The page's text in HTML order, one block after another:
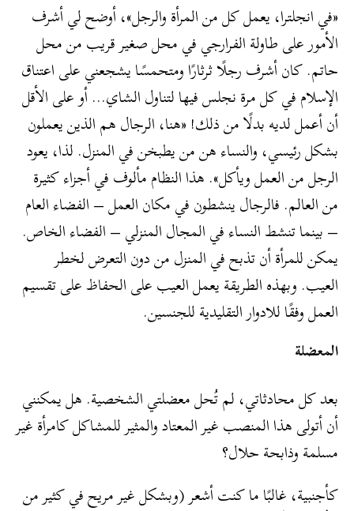
«في انجلترا، يعمل كل من المرأة والرجل»، أوضح لي أشرف
الأمور على طاولة الفرارجي في محل صغير قريب من محل
حاتم. كان أشرف رجلًا ثرثارًا ومتحمسًا يشجعني على اعتناق
الإسلام في كل مرة نجلس فيها لتناول الشاي… أو على الأقل
أن أعمل لديه بدلًا من ذلك! «هنا، الرجال هم الذين يعملون
بشكل رئيسي، والنساء هن من يطبخن في المنزل. لذا، يعود
الرجل من العمل ويأكل». هذا النظام مألوف في أجزاء كثيرة
من العالم. فالرجال ينشطون في مكان العمل – الفضاء العام
– بينما تنشط النساء في المجال المنزلي – الفضاء الخاص.
يمكن للمرأة أن تذبح في المنزل من دون التعرض لخطر
العيب. وبهذه الطريقة يعمل العيب على الحفاظ على تقسيم
العمل وفقًا للادوار التقليدية للجنسين.
المعضلة
بعد كل محادثاتي، لم تُحل معضلتي الشخصية. هل يمكنني
أن أتولى هذا المنصب غير المعتاد والمثير للمشاكل كامرأة غير
مسلمة وذابحة حلال؟
كأجنبية، غالبًا ما كنت أشعر (وبشكل غير مريح في كثير من